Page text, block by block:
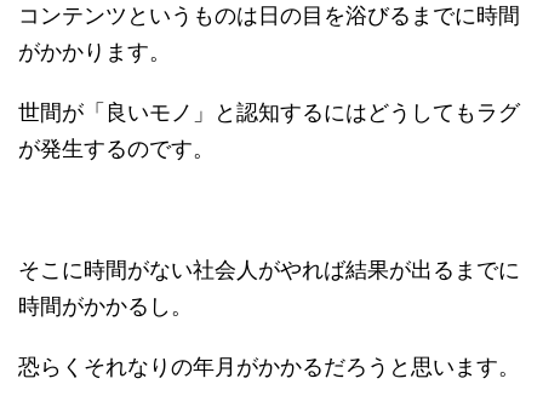
コンテンツというものは日の目を浴びるまでに時間
がかかります。
世間が「良いモノ」と認知するにはどうしてもラグ
が発生するのです。
そこに時間がない社会人がやれば結果が出るまでに
時間がかかるし。
恐らくそれなりの年月がかかるだろうと思います。